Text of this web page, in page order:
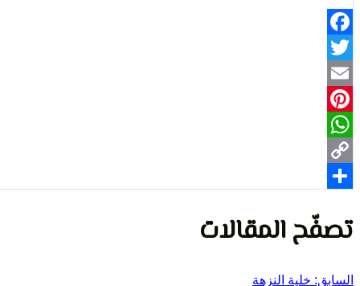
Facebook
Twitter
Email
Pinterest
WhatsApp
Copy
تصفّح المقالات
السابق: خلية النزهة